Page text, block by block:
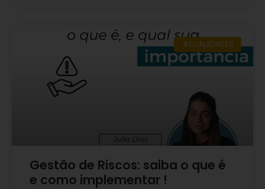
ATUALIDADES
Gestão de Riscos: saiba o que é
e como implementar !